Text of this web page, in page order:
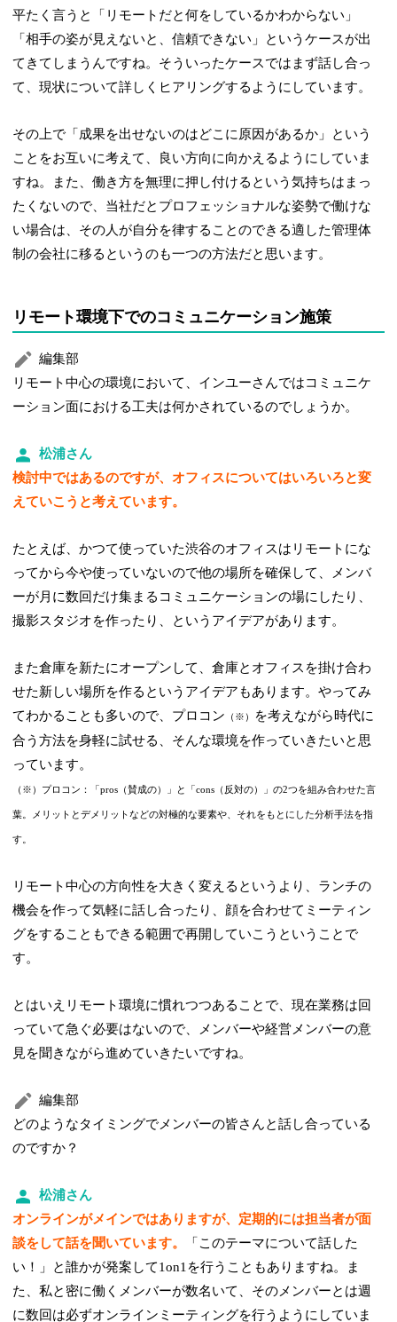
平たく言うと「リモートだと何をしているかわからない」
「相手の姿が見えないと、信頼できない」というケースが出
てきてしまうんですね。そういったケースではまず話し合っ
て、現状について詳しくヒアリングするようにしています。
その上で「成果を出せないのはどこに原因があるか」という
ことをお互いに考えて、良い方向に向かえるようにしていま
すね。また、働き方を無理に押し付けるという気持ちはまっ
たくないので、当社だとプロフェッショナルな姿勢で働けな
い場合は、その人が自分を律することのできる適した管理体
制の会社に移るというのも一つの方法だと思います。
リモート環境下でのコミュニケーション施策
編集部
リモート中心の環境において、インユーさんではコミュニケ
ーション面における工夫は何かされているのでしょうか。
松浦さん
検討中ではあるのですが、オフィスについてはいろいろと変
えていこうと考えています。
たとえば、かつて使っていた渋谷のオフィスはリモートにな
ってから今や使っていないので他の場所を確保して、メンバ
ーが月に数回だけ集まるコミュニケーションの場にしたり、
撮影スタジオを作ったり、というアイデアがあります。
また倉庫を新たにオープンして、倉庫とオフィスを掛け合わ
せた新しい場所を作るというアイデアもあります。やってみ
てわかることも多いので、プロコン （※）
を考えながら時代に
合う方法を身軽に試せる、そんな環境を作っていきたいと思
っています。
（※）プロコン：「pros（賛成の）」と「cons（反対の）」の2つを組み合わせた言
葉。メリットとデメリットなどの対極的な要素や、それをもとにした分析手法を指
す。
リモート中心の方向性を大きく変えるというより、ランチの
機会を作って気軽に話し合ったり、顔を合わせてミーティン
グをすることもできる範囲で再開していこうということで
す。
とはいえリモート環境に慣れつつあることで、現在業務は回
っていて急ぐ必要はないので、メンバーや経営メンバーの意
見を聞きながら進めていきたいですね。
編集部
どのようなタイミングでメンバーの皆さんと話し合っている
のですか？
松浦さん
オンラインがメインではありますが、定期的には担当者が面
談をして話を聞いています。
「このテーマについて話した
い！」と誰かが発案して1on1を行うこともありますね。ま
た、私と密に働くメンバーが数名いて、そのメンバーとは週
に数回は必ずオンラインミーティングを行うようにしていま